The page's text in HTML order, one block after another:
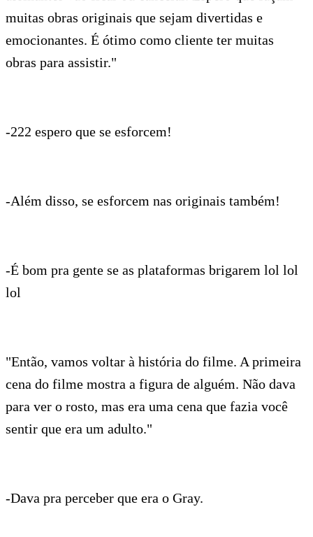
muitas obras originais que sejam divertidas e
emocionantes. É ótimo como cliente ter muitas
obras para assistir."
-222 espero que se esforcem!
-Além disso, se esforcem nas originais também!
-É bom pra gente se as plataformas brigarem lol lol
lol
"Então, vamos voltar à história do filme. A primeira
cena do filme mostra a figura de alguém. Não dava
para ver o rosto, mas era uma cena que fazia você
sentir que era um adulto."
-Dava pra perceber que era o Gray.